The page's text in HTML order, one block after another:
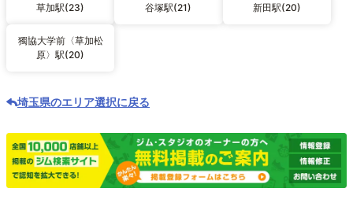
草加駅(23) 谷塚駅(21) 新田駅(20)
獨協大学前〈草加松
原〉駅(20)
埼玉県のエリア選択に戻る